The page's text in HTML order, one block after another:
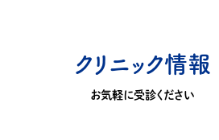
クリニック情報
お気軽に受診ください